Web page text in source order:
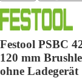
Festool PSBC
120 mm
ohne Ladegerät